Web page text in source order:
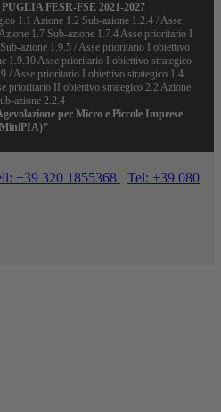
FESR-FSE 2021-2027
1.1 Azione 1.2 Sub-azione 1.2.4 / Asse
1.7 Sub-azione 1.7.4 Asse prioritario I
azione 1.9.5 / Asse prioritario I obiettivo
1.9.10 Asse prioritario I obiettivo strategico
/ Asse prioritario I obiettivo strategico 1.4
prioritario II obiettivo strategico 2.2 Azione
azione 2.2.4
per Micro e Piccole Imprese
+39 320 1855368
Tel: +39 080